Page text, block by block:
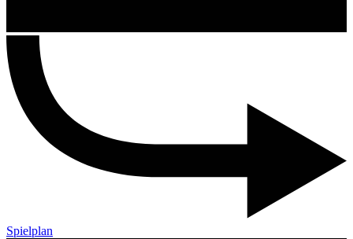
Spielplan